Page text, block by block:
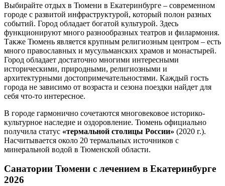
Выбирайте отдых в Тюмени в Екатеринбурге – современном
городе с развитой инфраструктурой, который полон разных
событий. Город обладает богатой культурой. Здесь
функционируют много разнообразных театров и филармония.
Также Тюмень является крупным религиозным центром – есть
много православных и мусульманских храмов и монастырей.
Город обладает достаточно многими интересными
историческими, природными, религиозными и
архитектурными достопримечательностями. Каждый гость
города не зависимо от возраста и сезона поездки найдет для
себя что-то интересное.
В городе гармонично сочетаются многовековое историко-
культурное наследие и оздоровление. Тюмень официально
получила статус «термальной столицы России» (2020 г.).
Насчитывается около 20 термальных источников с
минеральной водой в Тюменской области.
Санатории Тюмени с лечением в Екатеринбурге
2026